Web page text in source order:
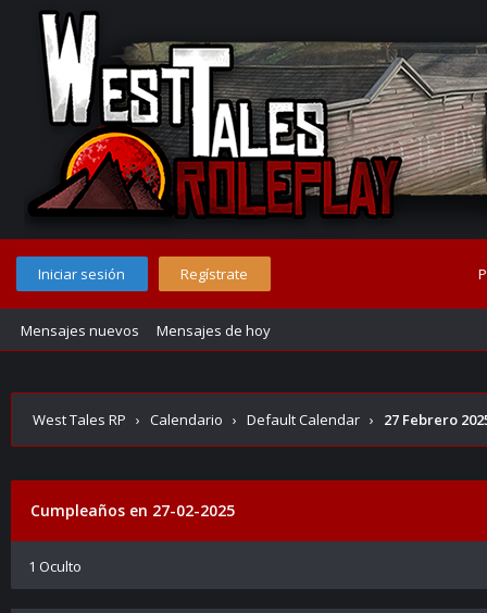
Iniciar sesión Regístrate
Mensajes nuevos Mensajes de hoy
West Tales RP › Calendario › Default Calendar › 27 Febrero
Cumpleaños en 27-02-2025
1 Oculto